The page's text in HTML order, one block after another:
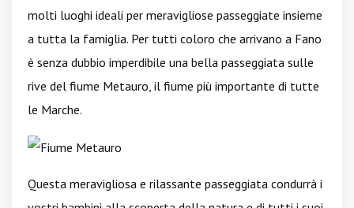
molti luoghi ideali per meravigliose passeggiate insieme
a tutta la famiglia. Per tutti coloro che arrivano a Fano
è senza dubbio imperdibile una bella passeggiata sulle
rive del fiume Metauro, il fiume più importante di tutte
le Marche.
Questa meravigliosa e rilassante passeggiata condurrà i